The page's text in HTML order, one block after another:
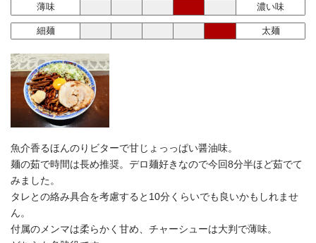
薄味 濃い味
細麺 太麺
魚介香るほんのりビターで甘じょっっぱい醤油味。
麺の茹で時間は長め推奨。デロ麺好きなので今回8分半ほど茹でて
みました。
タレとの絡み具合を考慮すると10分くらいでも良いかもしれませ
ん。
付属のメンマは柔らかく甘め、チャーシューは大判で薄味。